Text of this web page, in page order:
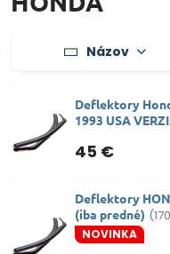
Názov
Deflektory
1993 USA
45 €
Deflektory
(iba predné)
NOVINKA